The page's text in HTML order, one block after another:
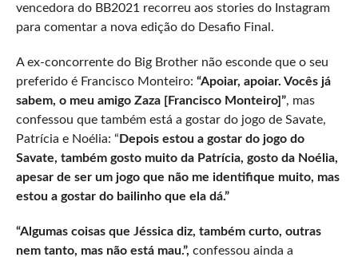
vencedora do BB2021 recorreu aos stories do Instagram
para comentar a nova edição do Desafio Final.
A ex-concorrente do Big Brother não esconde que o seu
preferido é Francisco Monteiro: “Apoiar, apoiar. Vocês já
sabem, o meu amigo Zaza [Francisco Monteiro]”, mas
confessou que também está a gostar do jogo de Savate,
Patrícia e Noélia: “ Depois estou a gostar do jogo do
Savate, também gosto muito da Patrícia, gosto da Noélia,
apesar de ser um jogo que não me identifique muito, mas
estou a gostar do bailinho que ela dá.”
“Algumas coisas que Jéssica diz, também curto, outras
nem tanto, mas não está mau.”, confessou ainda a